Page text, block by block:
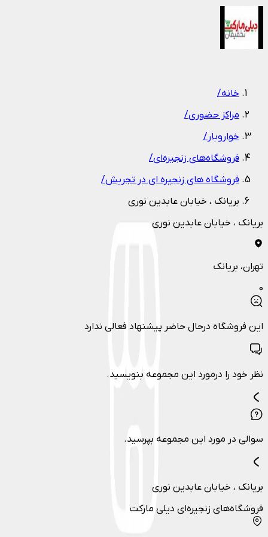
/1
خانه/
مراکز حضوری/
خواروبار/
فروشگاه‌های زنجیره‌ای/
فروشگاه های زنجیره ای در تجریش/
بریانک ، خیابان عابدین نوری
بریانک ، خیابان عابدین نوری
تهران، بریانک
0
این فروشگاه درحال حاضر پیشنهاد فعالی ندارد
نظر خود را درمورد این مجموعه بنویسید.
سوالی در مورد این مجموعه بپرسید.
بریانک ، خیابان عابدین نوری
فروشگاه‌های زنجیره‌ای دیلی مارکت